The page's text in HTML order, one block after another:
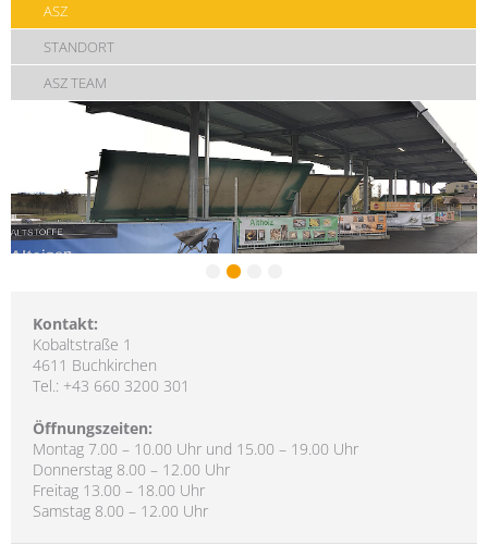
ASZ
STANDORT
ASZ TEAM
Kontakt:
Kobaltstraße 1
4611 Buchkirchen
Tel.: +43 660 3200 301
Öffnungszeiten:
Montag 7.00 – 10.00 Uhr und 15.00 – 19.00 Uhr
Donnerstag 8.00 – 12.00 Uhr
Freitag 13.00 – 18.00 Uhr
Samstag 8.00 – 12.00 Uhr